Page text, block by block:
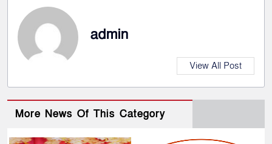
admin
View All Post
More News Of This Category